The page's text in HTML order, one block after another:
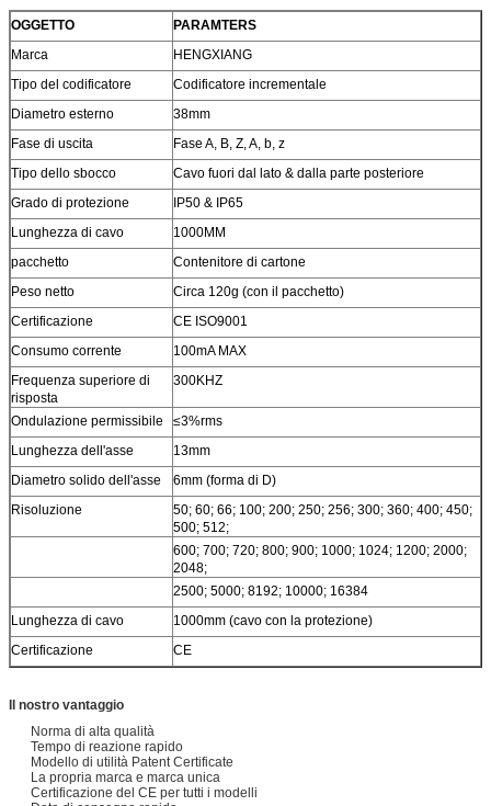
OGGETTO
PARAMTERS
Marca
HENGXIANG
Tipo del codificatore
Codificatore incrementale
Diametro esterno
38mm
Fase di uscita
Fase A, B, Z, A, b, z
Tipo dello sbocco
Cavo fuori dal lato & dalla parte posteriore
Grado di protezione
IP50 & IP65
Lunghezza di cavo
1000MM
pacchetto
Contenitore di cartone
Peso netto
Circa 120g (con il pacchetto)
Certificazione
CE ISO9001
Consumo corrente
100mA MAX
Frequenza superiore di
risposta
300KHZ
Ondulazione permissibile
≤3%rms
Lunghezza dell'asse
13mm
Diametro solido dell'asse
6mm (forma di D)
Risoluzione
50; 60; 66; 100; 200; 250; 256; 300; 360; 400; 450;
500; 512;
600; 700; 720; 800; 900; 1000; 1024; 1200; 2000;
2048;
2500; 5000; 8192; 10000; 16384
Lunghezza di cavo
1000mm (cavo con la protezione)
Certificazione
CE
Il nostro vantaggio
Norma di alta qualità
Tempo di reazione rapido
Modello di utilità Patent Certificate
La propria marca e marca unica
Certificazione del CE per tutti i modelli